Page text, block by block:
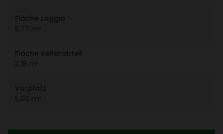
Fläche Loggia
5,77 m²
Fläche Keller­ab­teil
3,18 m²
Vorplatz
5,00 m²